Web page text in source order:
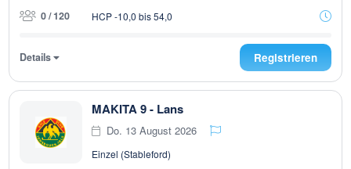
0 / 120 HCP -10,0 bis 54,0
Details Registrieren
MAKITA 9 - Lans
Do. 13 August 2026
Einzel (Stableford)